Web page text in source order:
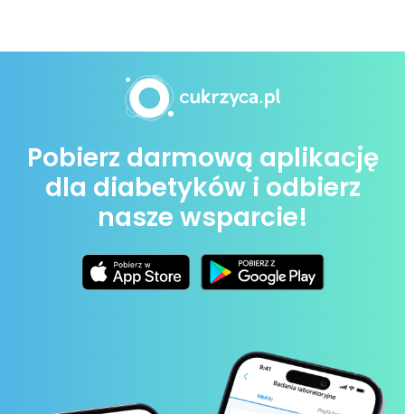
Pobierz darmową aplikację
dla diabetyków i odbierz
nasze wsparcie!